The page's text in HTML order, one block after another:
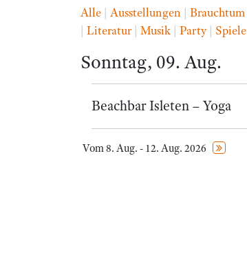
Alle | Ausstellungen | Brauchtum
| Literatur| Musik | Party| Spiele
Sonntag, 09. Aug.
Beachbar Isleten – Yoga
Vom 8. Aug. - 12. Aug. 2026